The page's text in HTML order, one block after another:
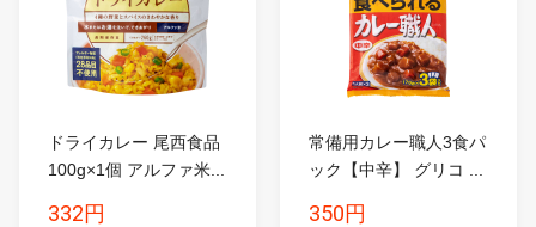
ドライカレー 尾西食品
100g×1個 アルファ米...
332円
常備用カレー職人3食パ
ック【中辛】 グリコ ...
350円